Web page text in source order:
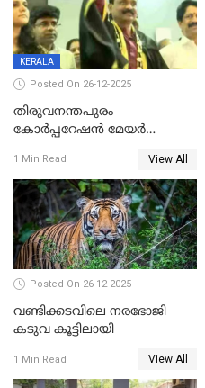
KERALA
Posted On 26-12-2025
തിരുവനന്തപുരം
കോര്‍പ്പറേഷന്‍ മേയര്‍
ഹൈക്കോടതിയിലേക്ക്;
സത്യപ്രതിജ്ഞ ചടങ്ങില്‍
ചട്ടലംഘനമെന്ന് പാർട്ടി
1 Min Read View All
Posted On 26-12-2025
വണ്ടിക്കടവിലെ നരഭോജി
കടുവ കൂട്ടിലായി
1 Min Read View All